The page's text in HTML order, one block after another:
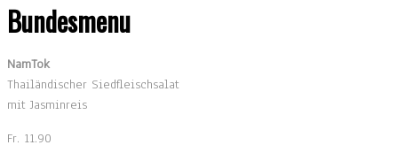
Bundesmenu
NamTok
Thailändischer Siedfleischsalat
mit Jasminreis
Fr. 11.90